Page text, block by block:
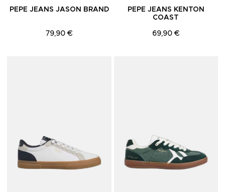
PEPE JEANS JASON BRAND
79,90 €
PEPE JEANS KENTON
COAST
69,90 €